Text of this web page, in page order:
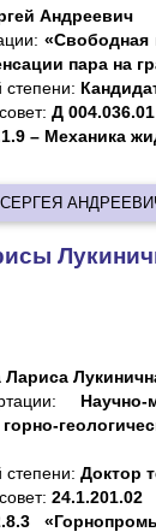
Андреевич
«Свободная
пара на
степени:
Д 004.036.01
– Механика
степени: Доктор
24.1.201.02